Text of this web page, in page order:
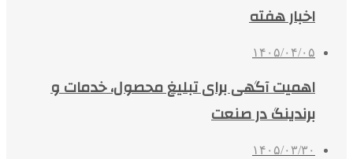
اخبار هفته
۱۴۰۵/۰۴/۰۵
اهمیت آگهی برای تبلیغ محصول، خدمات و
برندینگ در صنعت
۱۴۰۵/۰۳/۳۰